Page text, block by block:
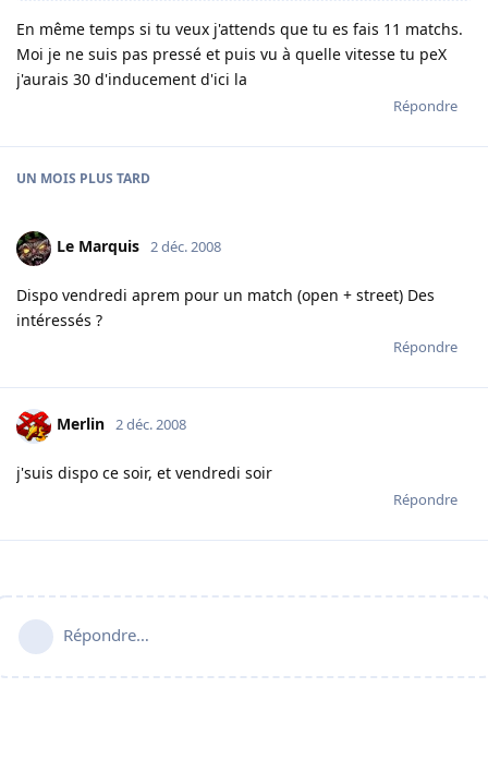
En même temps si tu veux j'attends que tu es fais 11 matchs.
Moi je ne suis pas pressé et puis vu à quelle vitesse tu peX
j'aurais 30 d'inducement d'ici la
Répondre
UN MOIS PLUS TARD
Le Marquis 2 déc. 2008
Dispo vendredi aprem pour un match (open + street) Des
intéressés ?
Répondre
Merlin 2 déc. 2008
j'suis dispo ce soir, et vendredi soir
Répondre
Répondre…